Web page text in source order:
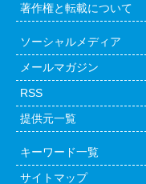
著作権と転載について
ソーシャルメディア
メールマガジン
RSS
提供元一覧
キーワード一覧
サイトマップ